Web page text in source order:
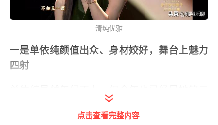
清纯优雅
一是单依纯颜值出众、身材姣好，舞台上魅力
四射
次登上央视春晚的舞台。此外单依纯作为江南
美女，颜值出众，笑起来甜甜的，更是有初恋
点击查看完整内容